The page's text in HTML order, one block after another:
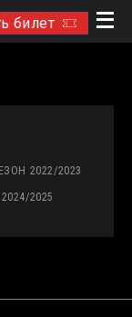
билет
2022/2023
2025